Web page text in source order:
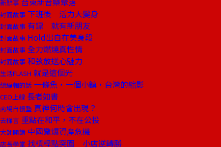
新鮮事
封面故事 下班後 活力大變身
封面故事 有鏢 就有新朋友
封面故事 Hold出自在美身段
封面故事 全力燃燒真性情
封面故事 和弦放送心魅力
生活FLASH 就是這個光
總編輯的話 一條魚，一個小鎮，台灣的縮影
CEO上線 長者如書
商場自慢塾 真神何時會出現？
去梯言 重點在和平，不在公投
大師開講 中國驚爆資產危機
店長學堂 找槓桿點突圍 小店逆轉勝